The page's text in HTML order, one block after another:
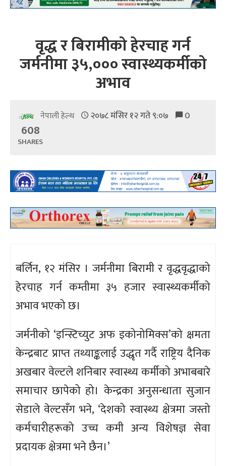
वृद्ध र बिरामीको हेरचाह गर्न
जर्मनीमा ३५,००० स्वास्थ्यकर्मीको
अभाव
नेपाली हेल्थ २०७८ मंसिर १२ गते ९:०७ 0
608
SHARES
बर्लिन, १२ मंसिर । जर्मनीमा बिरामी र वृद्धवृद्धाको
हेरचाह गर्न कम्तीमा ३५ हजार स्वास्थ्यकर्मीको
अभाव भएको छ।
जर्मनीको ‘इन्स्टिच्युट अफ इकोनोमिक्स’को क्षमता
केन्द्रबाट प्राप्त तथ्याङ्कलाई उद्धृत गर्दै राष्ट्रिय दैनिक
अखबार वेल्टले शनिबार स्वास्थ्य कर्मीको अभाबबारे
समाचार छापेको हो। केन्द्रका अनुसन्धाता सुजान
सेडाले वेल्टसँग भने, ‘देशको स्वास्थ्य क्षेत्रमा जस्तो
कर्मचारीहरूको उच्च कमी अन्य विशेषज्ञ सेवा
प्रदायक क्षेत्रमा भने छैन।’